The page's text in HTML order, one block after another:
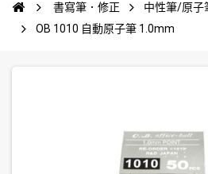
書寫筆．修正 中性筆/原
OB 1010 自動原子筆 1.0mm